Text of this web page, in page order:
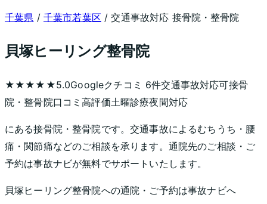
千葉県 / 千葉市若葉区 / 交通事故対応 接骨院・整骨院
貝塚ヒーリング整骨院
★★★★★5.0Googleクチコミ 6件交通事故対応可接骨
院・整骨院口コミ高評価土曜診療夜間対応
にある接骨院・整骨院です。交通事故によるむちうち・腰
痛・関節痛などのご相談を承ります。通院先のご相談・ご
予約は事故ナビが無料でサポートいたします。
貝塚ヒーリング整骨院への通院・ご予約は事故ナビへ